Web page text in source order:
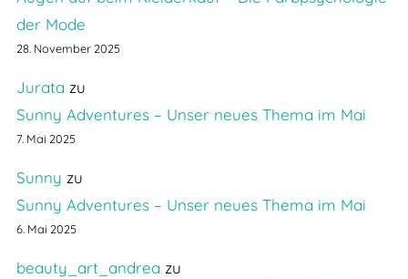
der Mode
28. November 2025
Jurata zu
Sunny Adventures – Unser neues Thema im Mai
7. Mai 2025
Sunny zu
Sunny Adventures – Unser neues Thema im Mai
6. Mai 2025
beauty_art_andrea zu